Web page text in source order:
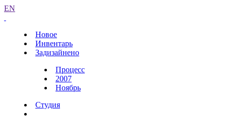
EN
Новое
Инвентарь
Задизайнено
Процесс
2007
Ноябрь
Студия